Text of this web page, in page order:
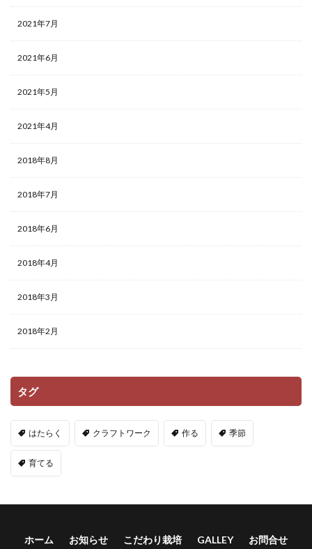
2021年7月
2021年6月
2021年5月
2021年4月
2018年8月
2018年7月
2018年6月
2018年4月
2018年3月
2018年2月
タグ
はたらく クラフトワーク 作る 季節
育てる
ホーム お知らせ こだわり栽培 GALLEY お問合せ